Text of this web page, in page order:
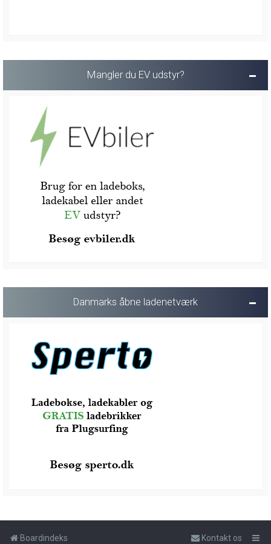
Mangler du EV udstyr?
Danmarks åbne ladenetværk
Boardindeks Kontakt os